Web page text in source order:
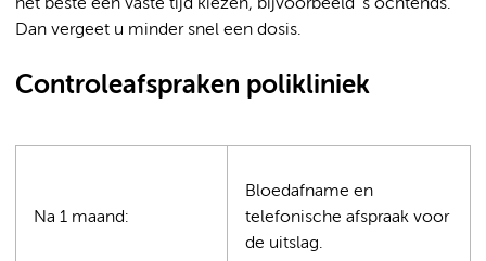
het beste een vaste tijd kiezen, bijvoorbeeld 's ochtends.
Dan vergeet u minder snel een dosis.
Controleafspraken polikliniek
Na 1 maand:
Bloedafname en
telefonische afspraak voor
de uitslag.